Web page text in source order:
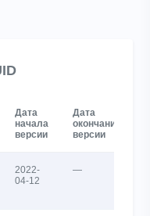
Дата
начала
версии
Дата
окончания
версии
2022-
04-12
—